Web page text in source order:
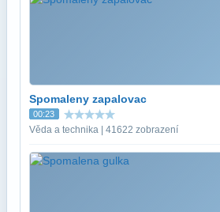
Spomaleny zapalovac
00:23
Věda a technika | 41622 zobrazení